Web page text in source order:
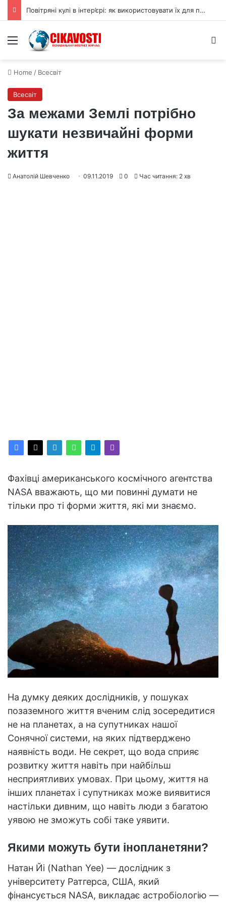
Повітряні кулі в інтер’єрі: як використовувати їх для прикраси
Menu
Home / Всесвіт
Всесвіт
За межами Землі потрібно
шукати незвичайні форми
життя
Анатолій Шевченко 09.11.2019 0 Час читання: 2 хв
Фахівці американського космічного агентства
NASA вважають, що ми повинні думати не
тільки про ті форми життя, які ми знаємо.
На думку деяких дослідників, у пошуках
позаземного життя вченим слід зосередитися
не на планетах, а на супутниках нашої
Сонячної системи, на яких підтверджено
наявність води. Не секрет, що вода сприяє
розвитку життя навіть при найбільш
несприятливих умовах. При цьому, життя на
інших планетах і супутниках може виявитися
настільки дивним, що навіть люди з багатою
уявою не зможуть собі таке уявити.
Якими можуть бути інопланетяни?
Натан Йі (Nathan Yee) — дослідник з
університету Ратгерса, США, який
фінансується NASA, викладає астробіологію —